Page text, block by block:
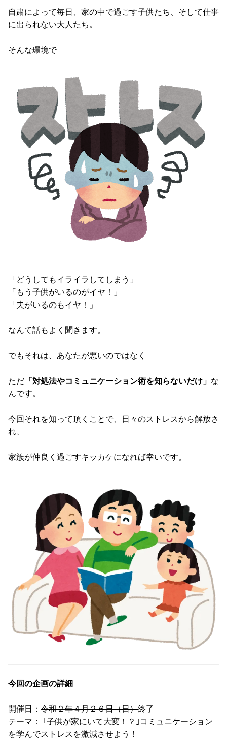
自粛によって毎日、家の中で過ごす子供たち、そして仕事
に出られない大人たち。
そんな環境で
「どうしてもイライラしてしまう」
「もう子供がいるのがイヤ！」
「夫がいるのもイヤ！」
なんて話もよく聞きます。
でもそれは、あなたが悪いのではなく
ただ 「対処法やコミュニケーション術を知らないだけ」 な
んです。
今回それを知って頂くことで、日々のストレスから解放さ
れ、
家族が仲良く過ごすキッカケになれば幸いです。
今回の企画の詳細
開催日： 令和２年４月２６日（日）終了
テーマ： ｢子供が家にいて大変！？｣コミュニケーション
を学んでストレスを激減させよう！